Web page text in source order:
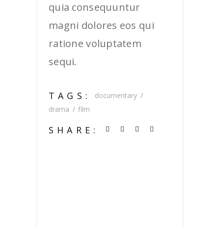
quia consequuntur
magni dolores eos qui
ratione voluptatem
sequi.
TAGS:
documentary
drama
film
SHARE: